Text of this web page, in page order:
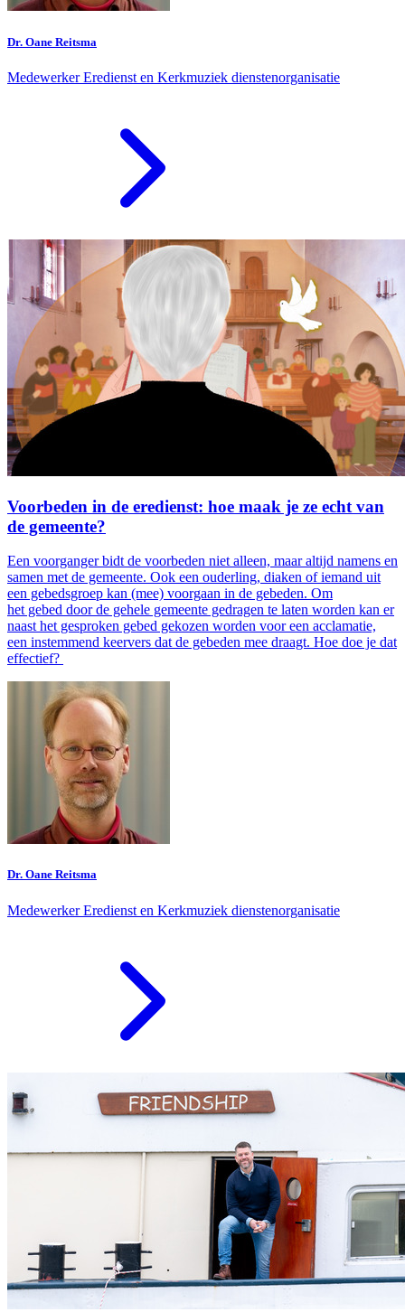
Dr. Oane Reitsma
Medewerker Eredienst en Kerkmuziek dienstenorganisatie
Voorbeden in de eredienst: hoe maak je ze echt van
de gemeente?
Een voorganger bidt de voorbeden niet alleen, maar altijd namens en
samen met de gemeente. Ook een ouderling, diaken of iemand uit
een gebedsgroep kan (mee) voorgaan in de gebeden. Om
het gebed door de gehele gemeente gedragen te laten worden kan er
naast het gesproken gebed gekozen worden voor een acclamatie,
een instemmend keervers dat de gebeden mee draagt. Hoe doe je dat
effectief?
Dr. Oane Reitsma
Medewerker Eredienst en Kerkmuziek dienstenorganisatie